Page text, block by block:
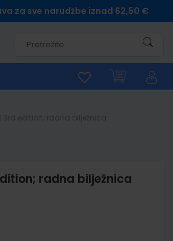
za sve narudžbe iznad 62,50 €
radna bilježnica